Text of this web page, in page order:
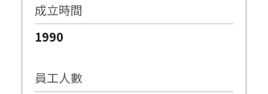
成立時間
1990
員工人數